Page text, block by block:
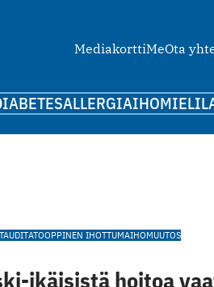
MediakorttiMeOta
ALLERGIAIHOMIELI
ATOOPPINEN IHOTTUMAIHOMUUTOS
ikäisistä hoitoa